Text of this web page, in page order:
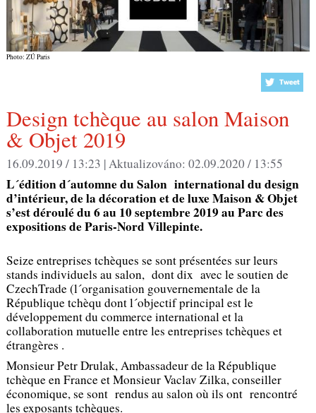
Photo: ZÚ Paris
Design tchèque au salon Maison
& Objet 2019
16.09.2019 / 13:23 |Aktualizováno: 02.09.2020 / 13:55
L´édition d´automne du Salon international du design
d’intérieur, de la décoration et de luxe Maison & Objet
s’est déroulé du 6 au 10 septembre 2019 au Parc des
expositions de Paris-Nord Villepinte.
Seize entreprises tchèques se sont présentées sur leurs
stands individuels au salon, dont dix avec le soutien de
CzechTrade (l´organisation gouvernementale de la
République tchèqu dont l´objectif principal est le
développement du commerce international et la
collaboration mutuelle entre les entreprises tchèques et
étrangères .
Monsieur Petr Drulak, Ambassadeur de la République
tchèque en France et Monsieur Vaclav Zilka, conseiller
économique, se sont rendus au salon où ils ont rencontré
les exposants tchèques.